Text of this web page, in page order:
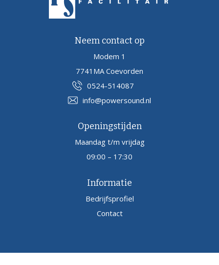
Neem contact op
Modem 1
7741MA Coevorden
0524-514087
info@powersound.nl
Openingstijden
Maandag t/m vrijdag
09:00 – 17:30
Informatie
Bedrijfsprofiel
Contact